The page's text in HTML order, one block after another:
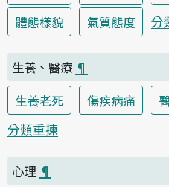
體態樣貌
氣質態度 分
生養、醫療 ¶
生養老死
傷疾病痛
分類重揀
心理 ¶